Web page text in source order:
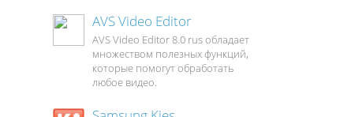
AVS Video Editor
AVS Video Editor 8.0 rus обладает
множеством полезных функций,
которые помогут обработать
любое видео.